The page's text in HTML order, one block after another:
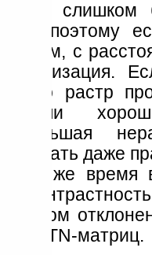
не слишком
поэтому
с
то растр
даже
то же время
для TN-матриц.